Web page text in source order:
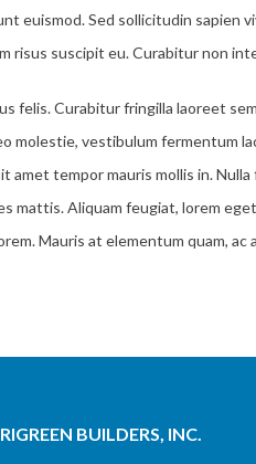
euismod. Sed sollicitudin
risus suscipit eu. Curabitur non
felis. Curabitur fringilla laoreet
molestie, vestibulum fermentum
tempor mauris mollis in.
Aliquam feugiat, lorem
Mauris at elementum quam, ac
BUILDERS, INC.